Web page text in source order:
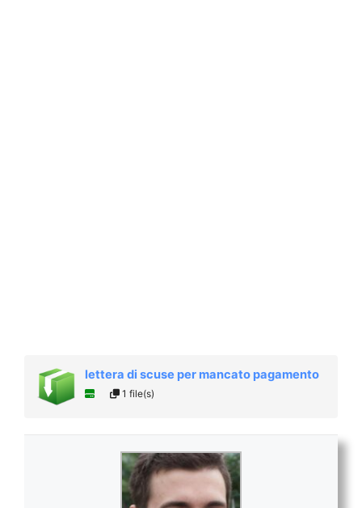
lettera di scuse per mancato pagamento
1 file(s)